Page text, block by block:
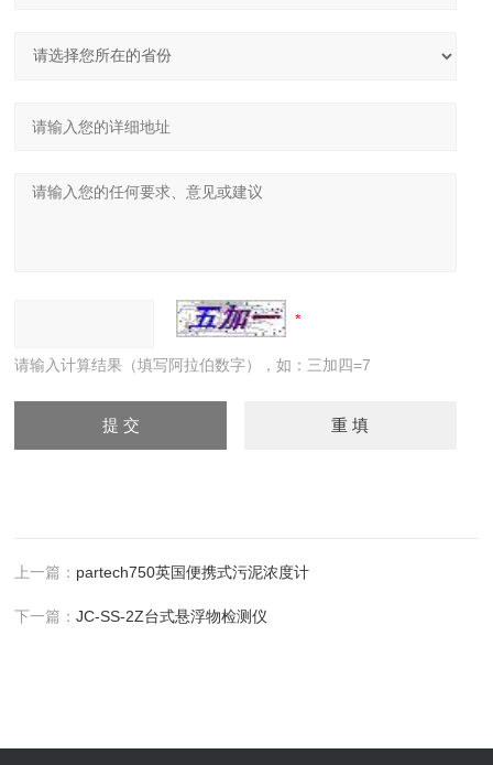
请输入计算结果（填写阿拉伯数字），如：三加四=7
上一篇： partech750英国便携式污泥浓度计
下一篇：JC-SS-2Z台式悬浮物检测仪